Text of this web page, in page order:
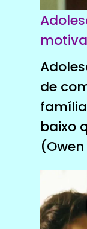
de
baixo